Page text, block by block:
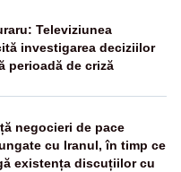
Televiziunea
investigarea deciziilor
perioadă de criză
negocieri de pace
cu Iranul, în timp ce
existența discuțiilor cu